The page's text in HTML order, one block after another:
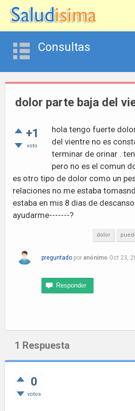
Consultas
dolor parte baja del
+1
voto
hola tengo fuerte
del vientre no es
terminar de orinar .
pero no es el comun
es otro tipo de dolor como un
relaciones no me estaba
estaba en mis 8 dias de
ayudarme-------?
dolor
preguntado por anónimo Oct 23,
1 Respuesta
0
votos